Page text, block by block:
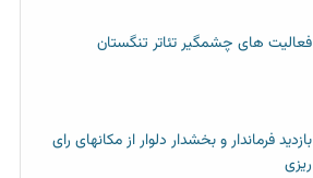
فعالیت های چشمگیر تئاتر تنگستان
بازدید فرماندار و بخشدار دلوار از مکانهای رای
ریزی